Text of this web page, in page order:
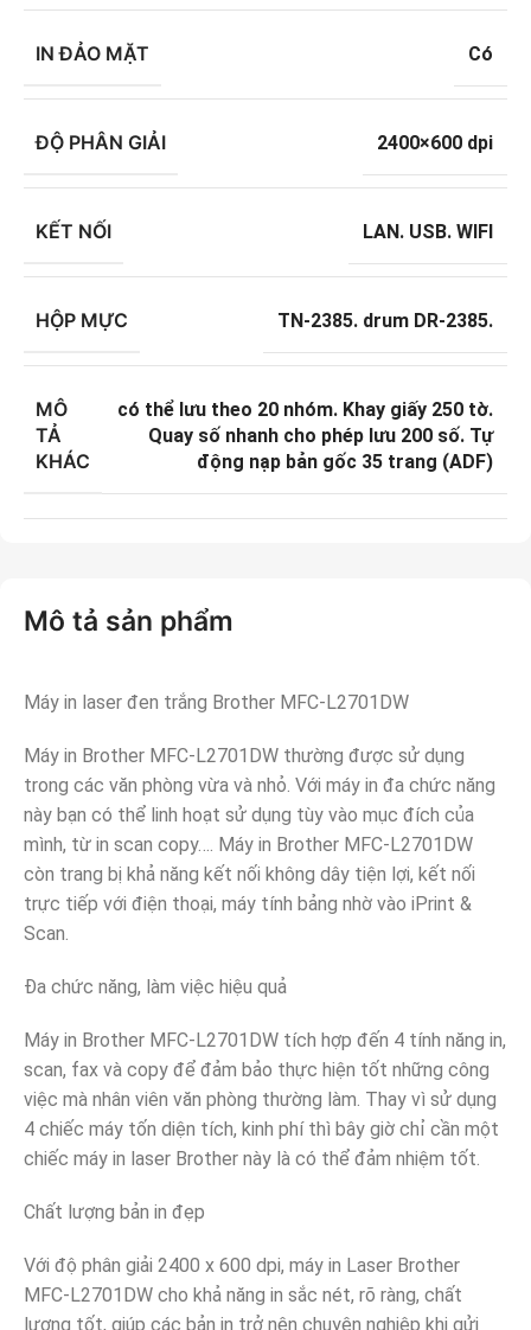
Mô tả sản phẩm
Máy in laser đen trắng Brother MFC-L2701DW
Máy in Brother MFC-L2701DW thường được sử dụng
trong các văn phòng vừa và nhỏ. Với máy in đa chức năng
này bạn có thể linh hoạt sử dụng tùy vào mục đích của
mình, từ in scan copy…. Máy in Brother MFC-L2701DW
còn trang bị khả năng kết nối không dây tiện lợi, kết nối
trực tiếp với điện thoại, máy tính bảng nhờ vào iPrint &
Scan.
Đa chức năng, làm việc hiệu quả
Máy in Brother MFC-L2701DW tích hợp đến 4 tính năng in,
scan, fax và copy để đảm bảo thực hiện tốt những công
việc mà nhân viên văn phòng thường làm. Thay vì sử dụng
4 chiếc máy tốn diện tích, kinh phí thì bây giờ chỉ cần một
chiếc máy in laser Brother này là có thể đảm nhiệm tốt.
Chất lượng bản in đẹp
Với độ phân giải 2400 x 600 dpi, máy in Laser Brother
MFC-L2701DW cho khả năng in sắc nét, rõ ràng, chất
lượng tốt, giúp các bản in trở nên chuyên nghiệp khi gửi
IN ĐẢO MẶT Có
ĐỘ PHÂN GIẢI 2400×600 dpi
KẾT NỐI LAN. USB. WIFI
HỘP MỰC TN-2385. drum DR-2385.
MÔ
TẢ
KHÁC
có thể lưu theo 20 nhóm. Khay giấy 250 tờ.
Quay số nhanh cho phép lưu 200 số. Tự
động nạp bản gốc 35 trang (ADF)